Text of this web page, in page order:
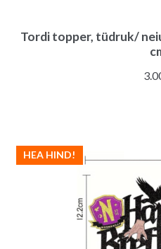
Tordi topper, tüdruk/
HEA HIND!